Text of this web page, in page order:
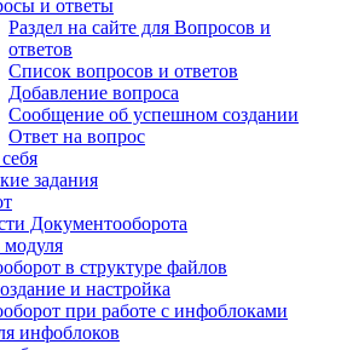
и ответы
Раздел на сайте для Вопросов и
ответов
Список вопросов и ответов
Добавление вопроса
Сообщение об успешном создании
Ответ на вопрос
задания
Документооборота
модуля
в структуре файлов
и настройка
при работе с инфоблоками
инфоблоков